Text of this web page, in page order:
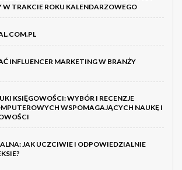
W TRAKCIE ROKU KALENDARZOWEGO
INFLUENCER MARKETING W BRANŻY
KSIĘGOWOŚCI: WYBÓR I RECENZJE
WSPOMAGAJĄCYCH NAUKĘ I
JAK UCZCIWIE I ODPOWIEDZIALNIE